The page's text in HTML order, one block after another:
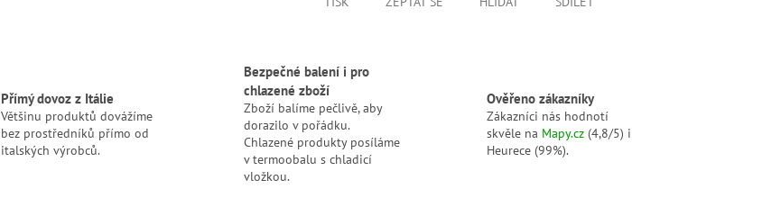
Přímý dovoz z Itálie
Většinu produktů dovážíme
bez prostředníků přímo od
italských výrobců.
Bezpečné balení i pro
chlazené zboží
Zboží balíme pečlivě, aby
dorazilo v pořádku.
Chlazené produkty posíláme
v termoobalu s chladicí
vložkou.
Ověřeno zákazníky
Zákazníci nás hodnotí
skvěle na Mapy.cz (4,8/5) i
Heurece (99%).